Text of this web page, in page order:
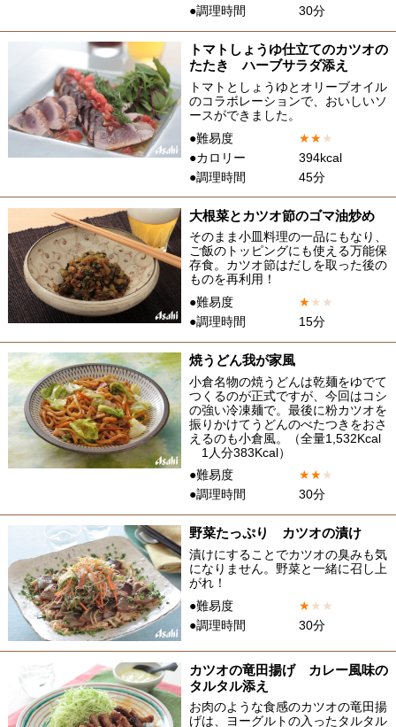
●調理時間
30分
トマトしょうゆ仕立てのカツオの
たたき ハーブサラダ添え
トマトとしょうゆとオリーブオイル
のコラボレーションで、おいしいソ
ースができました。
●難易度
★★★
●カロリー
394kcal
●調理時間
45分
大根菜とカツオ節のゴマ油炒め
そのまま小皿料理の一品にもなり、
ご飯のトッピングにも使える万能保
存食。カツオ節はだしを取った後の
ものを再利用！
●難易度
★★ ★
●調理時間
15分
焼うどん我が家風
小倉名物の焼うどんは乾麺をゆでて
つくるのが正式ですが、今回はコシ
の強い冷凍麺で。最後に粉カツオを
振りかけてうどんのべたつきをおさ
えるのも小倉風。（全量1,532Kcal
1人分383Kcal）
●難易度
★★★
●調理時間
30分
野菜たっぷり カツオの漬け
漬けにすることでカツオの臭みも気
になりません。野菜と一緒に召し上
がれ！
●難易度
★★ ★
●調理時間
30分
カツオの竜田揚げ カレー風味の
タルタル添え
お肉のような食感のカツオの竜田揚
げは、ヨーグルトの入ったタルタル